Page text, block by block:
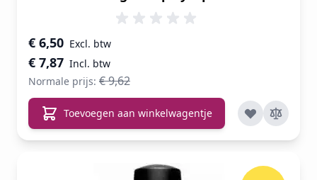
Speciale prijs
€ 7,87
€ 6,50
Normale prijs: € 9,62
Toevoegen aan winkelwagentje